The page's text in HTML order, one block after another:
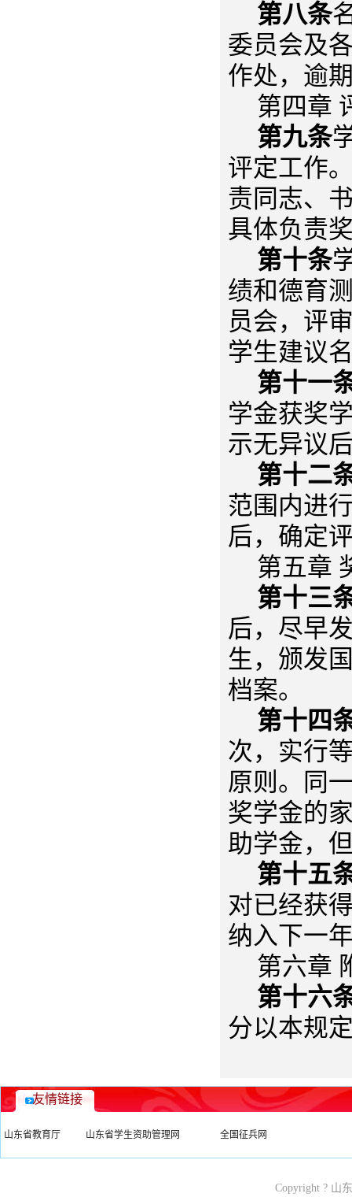
第八条
委员会及
作处，逾
第四章
第九条
评定工作
责同志、
具体负责
第十条
绩和德育
员会，评
学生建议
第十一
学金获奖
示无异议
第十二
范围内进
后，确定
第五章
第十三
后，尽早
生，颁发
档案。
第十四
次，实行
原则。同
奖学金的
助学金，
第十五
对已经获
纳入下一
第六章
第十六
分以本规
友情链接
山东省教育厅 山东省学生资助管理网 全国征兵网
Copyright ? 山